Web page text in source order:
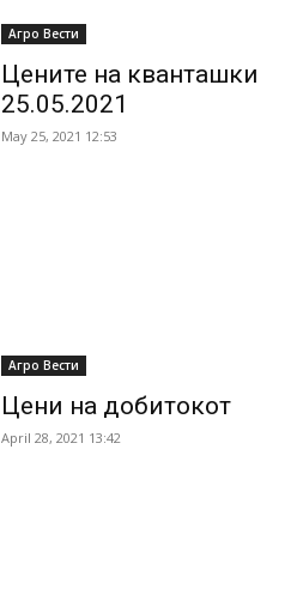
Агро Вести
Цените на кванташки
25.05.2021
May 25, 2021 12:53
Агро Вести
Цени на добитокот
April 28, 2021 13:42